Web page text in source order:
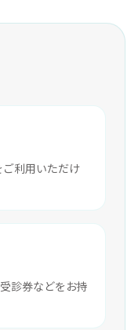
利用いただけ
診券などをお持